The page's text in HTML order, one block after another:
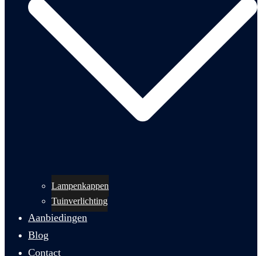
Lampenkappen
Tuinverlichting
Aanbiedingen
Blog
Contact